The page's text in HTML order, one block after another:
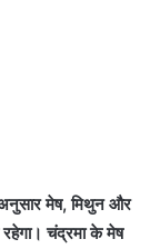
मेष, मिथुन और
चंद्रमा के मेष